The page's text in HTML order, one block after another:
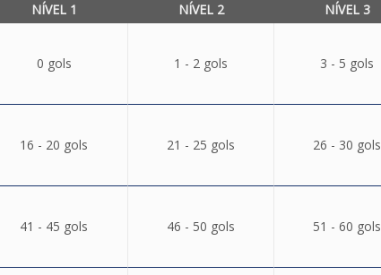
NÍVEL 1 NÍVEL 2 NÍVEL 3
0 gols 1 - 2 gols 3 - 5 gols
16 - 20 gols 21 - 25 gols 26 - 30 gols
41 - 45 gols 46 - 50 gols 51 - 60 gols